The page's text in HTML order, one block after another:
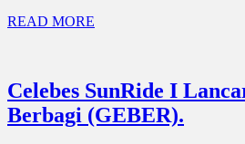
READ MORE
Celebes SunRide I
Berbagi (GEBER).